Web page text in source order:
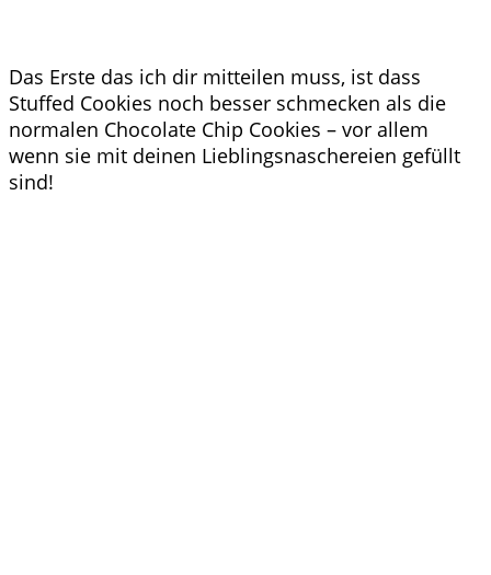
Das Erste das ich dir mitteilen muss, ist dass
Stuffed Cookies noch besser schmecken als die
normalen Chocolate Chip Cookies – vor allem
wenn sie mit deinen Lieblingsnaschereien gefüllt
sind!